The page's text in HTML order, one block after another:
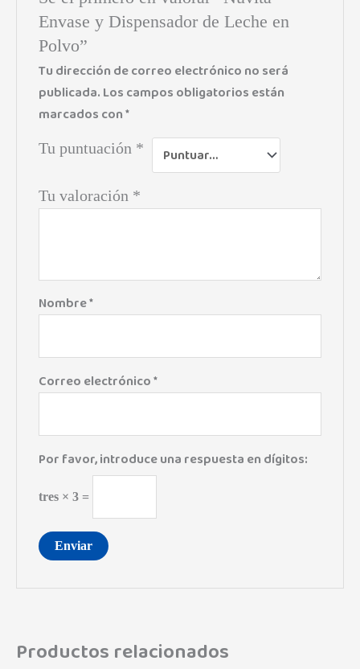
Envase y Dispensador de Leche en
Polvo”
Tu dirección de correo electrónico no será
publicada.Los campos obligatorios están
marcados con*
Tu puntuación *
Tu valoración *
Nombre*
Correo electrónico*
Por favor, introduce una respuesta en dígitos:
tres × 3 =
Productos relacionados